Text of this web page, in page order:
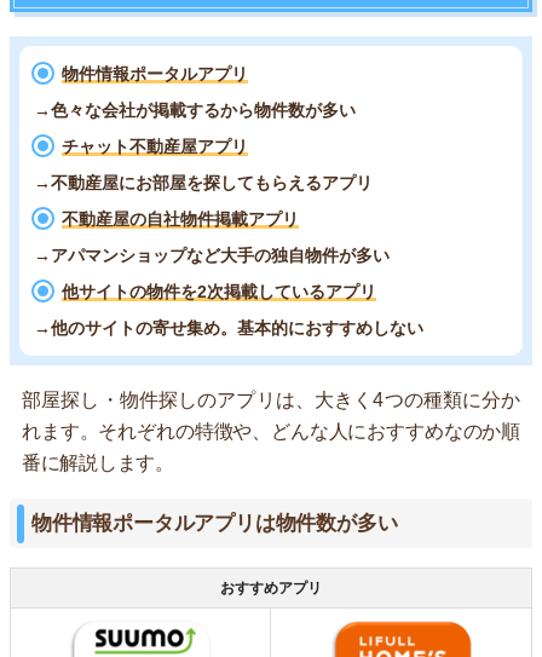
物件情報ポータルアプリ
→色々な会社が掲載するから物件数が多い
チャット不動産屋アプリ
→不動産屋にお部屋を探してもらえるアプリ
不動産屋の自社物件掲載アプリ
→アパマンショップなど大手の独自物件が多い
他サイトの物件を2次掲載しているアプリ
→他のサイトの寄せ集め。基本的におすすめしない
部屋探し・物件探しのアプリは、大きく4つの種類に分か
れます。それぞれの特徴や、どんな人におすすめなのか順
番に解説します。
物件情報ポータルアプリは物件数が多い
おすすめアプリ